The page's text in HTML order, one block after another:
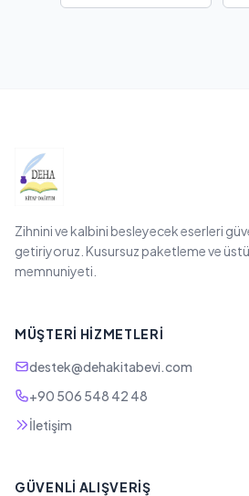
Zihnini ve kalbini besleyecek eserleri
getiriyoruz. Kusursuz paketleme ve
memnuniyeti.
MÜŞTERI HIZMETLERI
destek@dehakitabevi.com
+90 506 548 42 48
İletişim
GÜVENLI ALIŞVERIŞ